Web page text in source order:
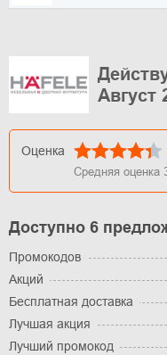
Август
Оценка
Средняя оценка
Доступно 6
Промокодов
Акций
Бесплатная доставка
Лучшая акция
Лучший промокод